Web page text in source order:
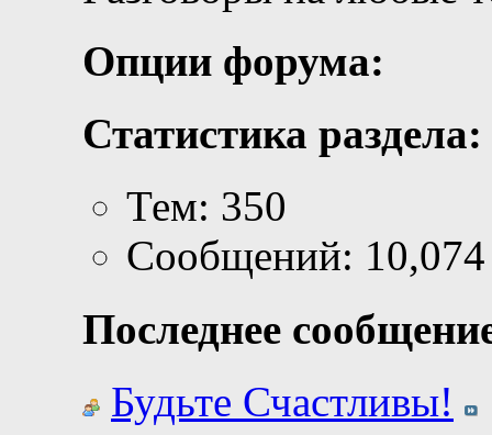
Опции форума:
Статистика раздела:
Тем: 350
Сообщений: 10,074
Последнее
Будьте Счастливы!